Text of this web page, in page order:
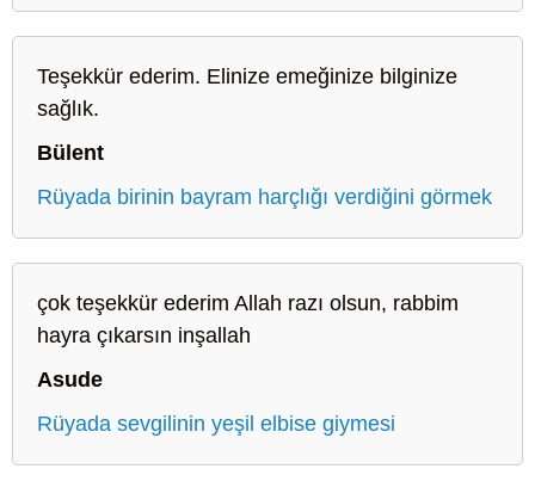
Teşekkür ederim. Elinize emeğinize bilginize
sağlık.
Bülent
Rüyada birinin bayram harçlığı verdiğini görmek
çok teşekkür ederim Allah razı olsun, rabbim
hayra çıkarsın inşallah
Asude
Rüyada sevgilinin yeşil elbise giymesi